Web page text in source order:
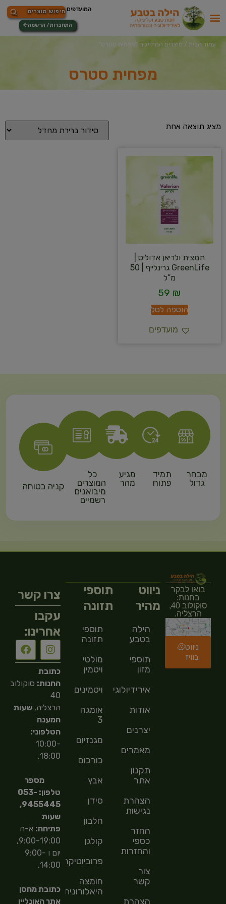
התחברות / הרשמה
עמוד הבית / מוצרים המתויגים “מפחית סטרס”
מפחית סטרס
מציג תוצאה אחת
תמצית ולריאן אדוליס |
GreenLife גרינלייף | 50
מ”ל
59 ₪
הוספה לסל
מועדפים
מבחר
גדול
תמיד
פתוח
מגיע
מהר
כל
המוצרים
מיבואנים
רשמיים
קניה בטוחה
בואו לבקר
בחנות:
סוקולוב 40,
הרצליה.
ניווט
בוויז
ניווט
מהיר
הילה
בטבע
תוספי
מזון
אירידיולוגיה
אודות
יצרנים
מאמרים
תקנון
אתר
הצהרת
נגישות
החזר
כספי
והחזרות
צור
קשר
הצהרת
תוספי
תזונה
תוספי
תזונה
מולטי
ויטמין
ויטמינים
אומגה
3
מגנזיום
כורכום
אבץ
סידן
חלבון
קולגן
פרוביוטיקה
חומצה
היאלורונית
צרו קשר
עקבו
אחרינו:
כתובת
החנות: סוקולוב
40
הרצליה,שעות
המענה
הטלפוני:
10:00-
18:00,
מספר
טלפון: 053-
9455445,
שעות
פתיחה: א-ה
9:00-19:00,
יום ו 9:00-
14:00.
כתובת מחסן
אתר האונליין